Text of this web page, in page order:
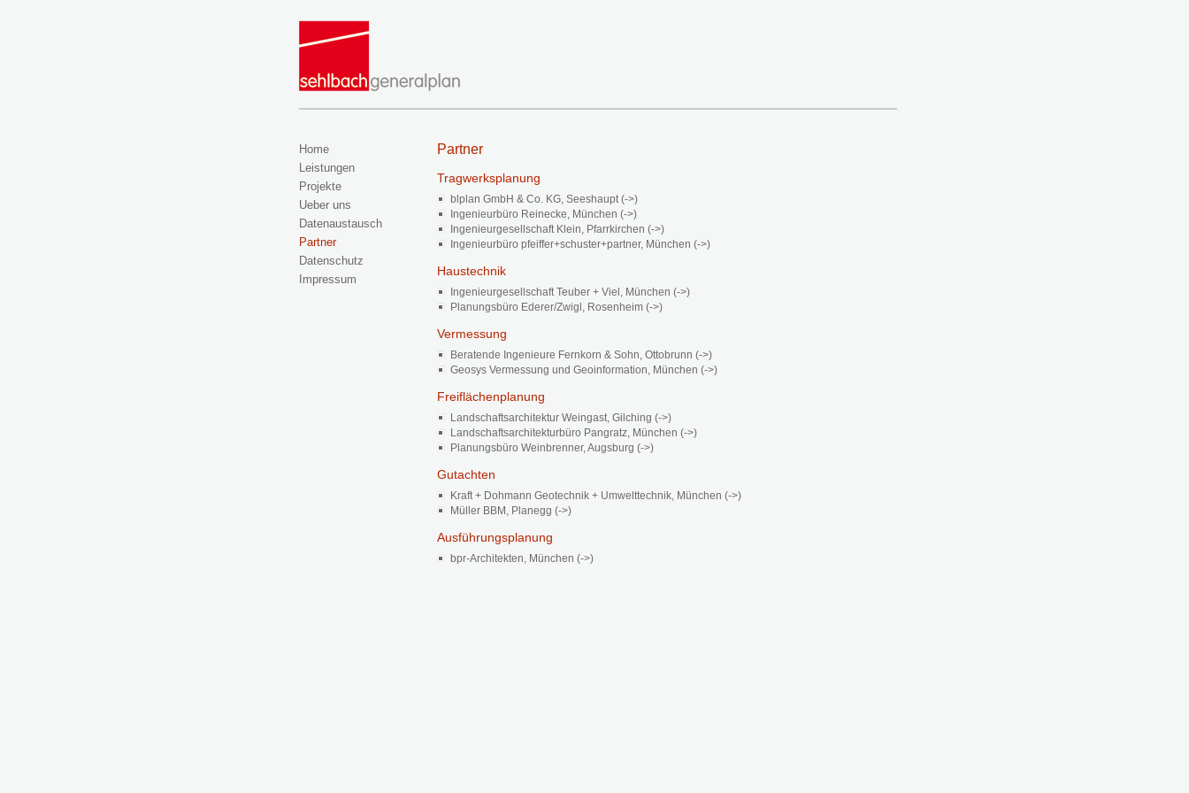
Home
Leistungen
Projekte
Ueber uns
Datenaustausch
Partner
Datenschutz
Impressum
Partner
Tragwerksplanung
blplan GmbH & Co. KG, Seeshaupt (->)
Ingenieurbüro Reinecke, München (->)
Ingenieurgesellschaft Klein, Pfarrkirchen (->)
Ingenieurbüro pfeiffer+schuster+partner, München (->)
Haustechnik
Ingenieurgesellschaft Teuber + Viel, München (->)
Planungsbüro Ederer/Zwigl, Rosenheim (->)
Vermessung
Beratende Ingenieure Fernkorn & Sohn, Ottobrunn (->)
Geosys Vermessung und Geoinformation, München (->)
Freiflächenplanung
Landschaftsarchitektur Weingast, Gilching (->)
Landschaftsarchitekturbüro Pangratz, München (->)
Planungsbüro Weinbrenner, Augsburg (->)
Gutachten
Kraft + Dohmann Geotechnik + Umwelttechnik, München (->)
Müller BBM, Planegg (->)
Ausführungsplanung
bpr-Architekten, München (->)